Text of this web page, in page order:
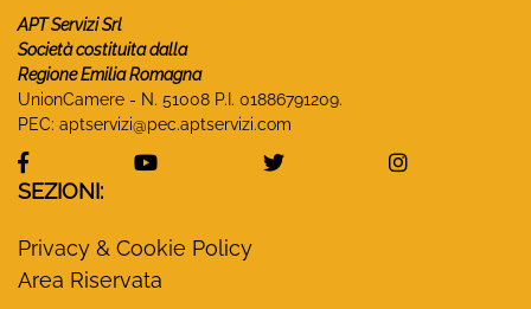
APT Servizi Srl
Società costituita dalla
Regione Emilia Romagna
UnionCamere - N. 51008 P.I. 01886791209.
PEC: aptservizi@pec.aptservizi.com
visita la pagina Facebook di Monasteri Emilia-
visita la pagina YouTube di
visita la pagina Twitter
visita la
SEZIONI:
Privacy & Cookie Policy
Area Riservata